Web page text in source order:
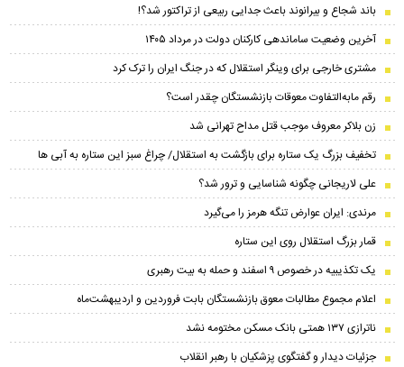
باند شجاع و بیرانوند باعث جدایی ربیعی از تراکتور شد؟!
آخرین وضعیت ساماندهی کارکنان دولت در مرداد ۱۴۰۵
مشتری خارجی برای وینگر استقلال که در جنگ ایران را ترک کرد
رقم مابه‌التفاوت معوقات بازنشستگان چقدر است؟
زن بلاکر معروف موجب قتل مداح تهرانی شد
تخفیف بزرگ یک ستاره برای بازگشت به استقلال/ چراغ سبز این ستاره به آبی ها
علی لاریجانی چگونه شناسایی و ترور شد؟
مرندی: ایران عوارض تنگه هرمز را می‌گیرد
قمار بزرگ استقلال روی این ستاره
یک تکذیبیه در خصوص ۹ اسفند و حمله به بیت رهبری
اعلام مجموع مطالبات معوق بازنشستگان بابت فروردین و اردیبهشت‌ماه
ناترازی ۱۳۷ همتی بانک مسکن مختومه نشد
جزئیات دیدار و گفتگوی پزشکیان با رهبر انقلاب